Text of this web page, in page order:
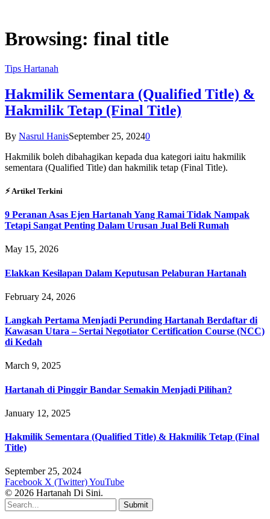
Browsing: final title
Tips Hartanah
Hakmilik Sementara (Qualified Title) &
Hakmilik Tetap (Final Title)
By Nasrul HanisSeptember 25, 20240
Hakmilik boleh dibahagikan kepada dua kategori iaitu hakmilik
sementara (Qualified Title) dan hakmilik tetap (Final Title).
⚡︎ Artikel Terkini
9 Peranan Asas Ejen Hartanah Yang Ramai Tidak Nampak
Tetapi Sangat Penting Dalam Urusan Jual Beli Rumah
May 15, 2026
Elakkan Kesilapan Dalam Keputusan Pelaburan Hartanah
February 24, 2026
Langkah Pertama Menjadi Perunding Hartanah Berdaftar di
Kawasan Utara – Sertai Negotiator Certification Course (NCC)
di Kedah
March 9, 2025
Hartanah di Pinggir Bandar Semakin Menjadi Pilihan?
January 12, 2025
Hakmilik Sementara (Qualified Title) & Hakmilik Tetap (Final
Title)
September 25, 2024
Facebook X (Twitter)YouTube
© 2026 Hartanah Di Sini.
Submit